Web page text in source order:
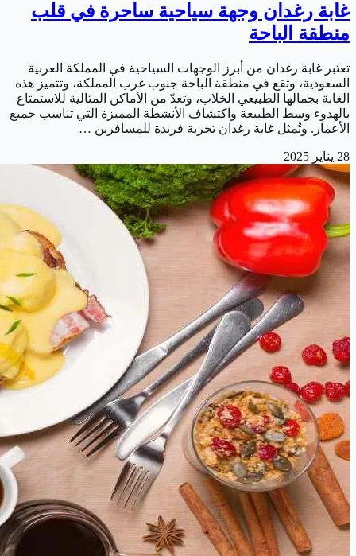
غابة رغدان وجهة سياحية ساحرة في قلب
منطقة الباحة
تعتبر غابة رغدان من أبرز الوجهات السياحية في المملكة العربية
السعودية، وتقع في منطقة الباحة جنوب غرب المملكة، وتتميز هذه
الغابة بجمالها الطبيعي الخلاب، وتعدّ من الأماكن المثالية للاستمتاع
بالهدوء وسط الطبيعة واكتشاف الأنشطة المميزة التي تناسب جميع
الأعمار. وتُمثل غابة رغدان تجربة فريدة للمسافرين …
28 يناير 2025